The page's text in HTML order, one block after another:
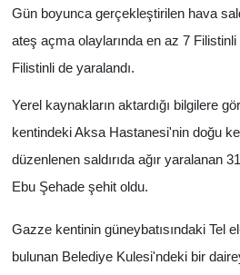
Gün boyunca gerçekleştirilen hava
ateş açma olaylarında en az 7
Filistinli de yaralandı.
Yerel kaynakların aktardığı bilgilere
kentindeki Aksa Hastanesi'nin doğu
düzenlenen saldırıda ağır yaralanan
Ebu Şehade şehit oldu.
Gazze kentinin güneybatısındaki Tel
bulunan Belediye Kulesi'ndeki bir